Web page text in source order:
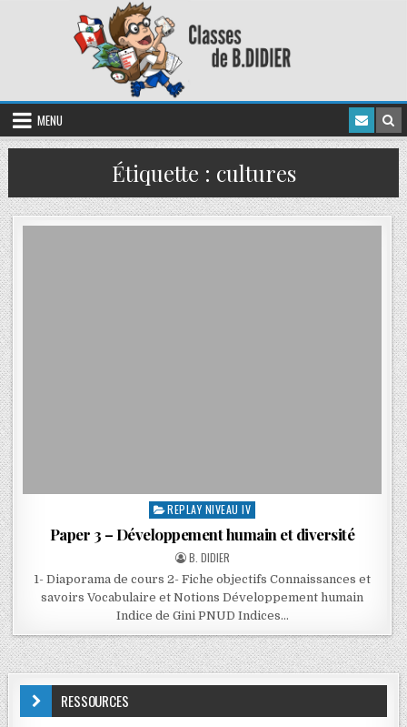
MENU
Étiquette : cultures
REPLAY NIVEAU IV
Paper 3 – Développement humain et diversité
B. DIDIER
1- Diaporama de cours 2- Fiche objectifs Connaissances et
savoirs Vocabulaire et Notions Développement humain
Indice de Gini PNUD Indices…
RESSOURCES